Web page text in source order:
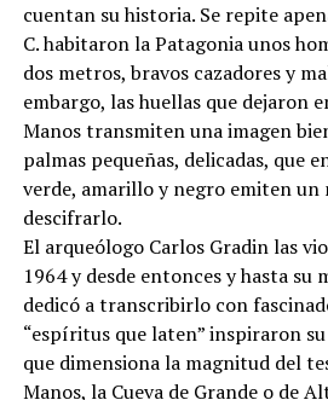
cuentan su historia. Se repite
C. habitaron la Patagonia unos
dos metros, bravos cazadores y
embargo, las huellas que dejaron
Manos transmiten una imagen
palmas pequeñas, delicadas, que
verde, amarillo y negro emiten un
descifrarlo.
El arqueólogo Carlos Gradin las
1964 y desde entonces y hasta su
dedicó a transcribirlo con
“espíritus que laten” inspiraron
que dimensiona la magnitud del
Manos, la Cueva de Grande o de